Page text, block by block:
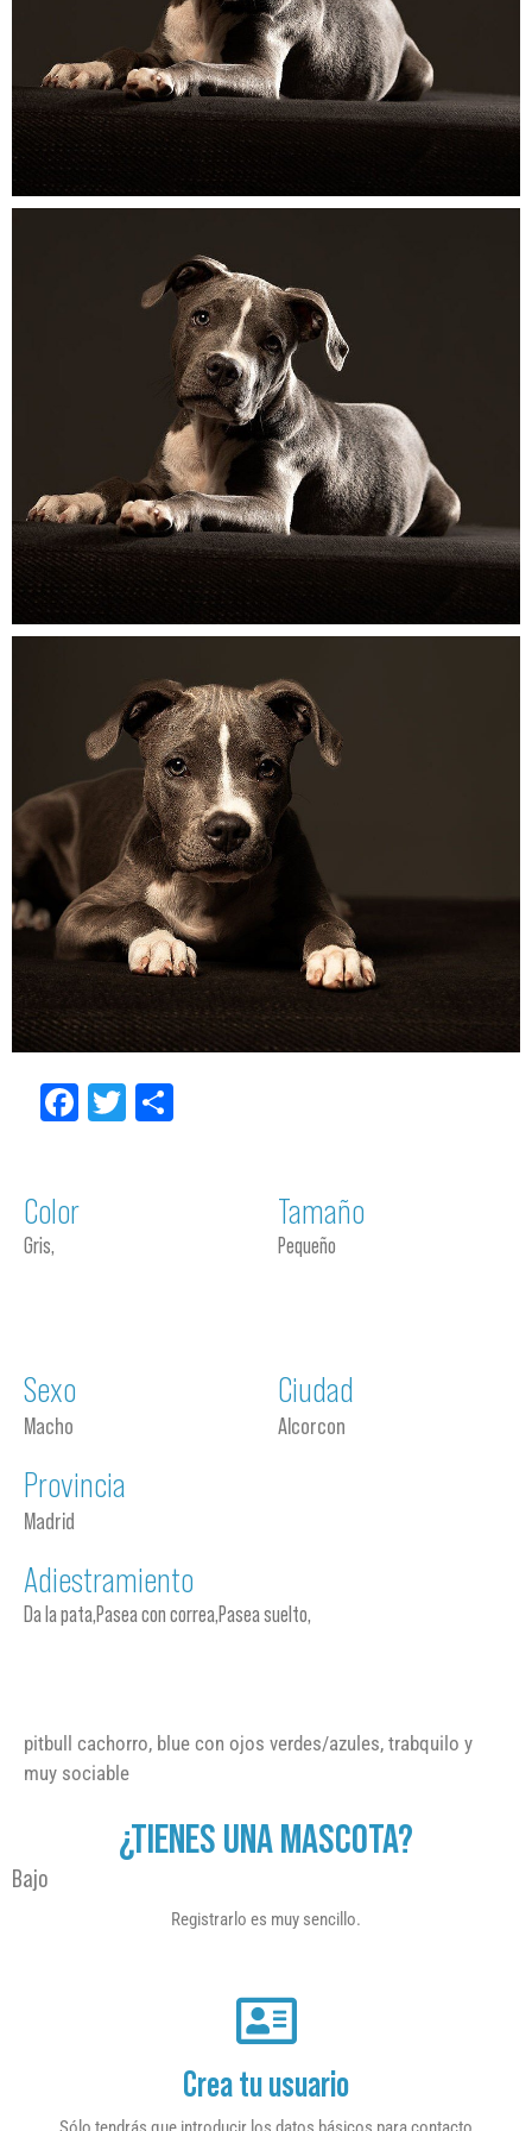
Facebook
Twitter
Color
Gris,
Tamaño
Pequeño
Sexo
Macho
Ciudad
Alcorcon
Provincia
Madrid
Adiestramiento
Da la pata,Pasea con correa,Pasea suelto,
pitbull cachorro, blue con ojos verdes/azules, trabquilo y
muy sociable
¿TIENES UNA MASCOTA?
Bajo
Registrarlo es muy sencillo.
Crea tu usuario